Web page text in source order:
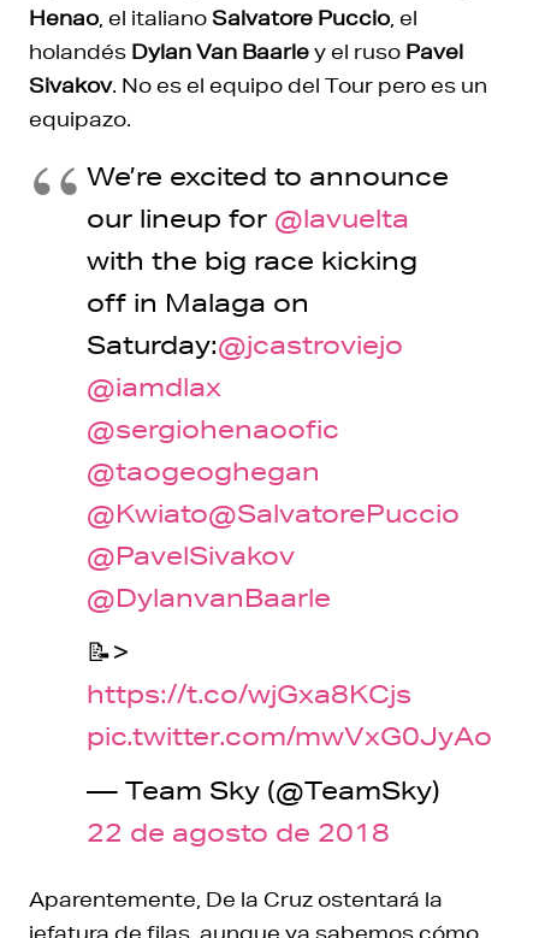
Henao , el italianoSalvatore Puccio , el
holandés Dylan Van Baarley el ruso Pavel
Sivakov. No es el equipo del Tour pero es un
equipazo.
We’re excited to announce
our lineup for @lavuelta
with the big race kicking
off in Malaga on
Saturday:@jcastroviejo
@iamdlax
@sergiohenaoofic
@taogeoghegan
@Kwiato@SalvatorePuccio
@PavelSivakov
@DylanvanBaarle
📝>
https://t.co/wjGxa8KCjs
pic.twitter.com/mwVxG0JyAo
— Team Sky (@TeamSky)
22 de agosto de 2018
Aparentemente, De la Cruz ostentará la